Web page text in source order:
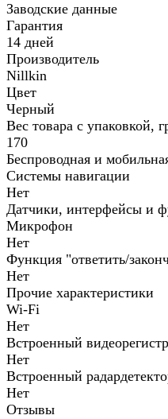
Заводские данные
Гарантия
14 дней
Производитель
Nillkin
Цвет
Черный
Вес товара с упаковкой,
170
Беспроводная и
Системы навигации
Нет
Датчики, интерфейсы и
Микрофон
Нет
Функция "ответить/
Нет
Прочие характеристики
Wi-Fi
Нет
Встроенный
Нет
Встроенный
Нет
Отзывы